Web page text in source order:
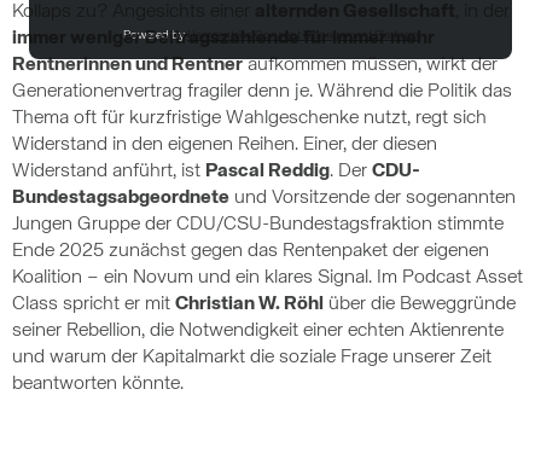
Powered by
Kollaps zu? Angesichts einer
immer weniger Beitragszahlende für immer mehr
Rentnerinnen und Rentneraufkommen müssen, wirkt der
Generationenvertrag fragiler denn je. Während die Politik das
Thema oft für kurzfristige Wahlgeschenke nutzt, regt sich
Widerstand in den eigenen Reihen. Einer, der diesen
Widerstand anführt, ist Pascal Reddig. Der CDU-
Bundestagsabgeordnete und Vorsitzende der sogenannten
Jungen Gruppe der CDU/CSU-Bundestagsfraktion stimmte
Ende 2025 zunächst gegen das Rentenpaket der eigenen
Koalition – ein Novum und ein klares Signal. Im Podcast Asset
Class spricht er mit Christian W. Röhl über die Beweggründe
seiner Rebellion, die Notwendigkeit einer echten Aktienrente
und warum der Kapitalmarkt die soziale Frage unserer Zeit
beantworten könnte.